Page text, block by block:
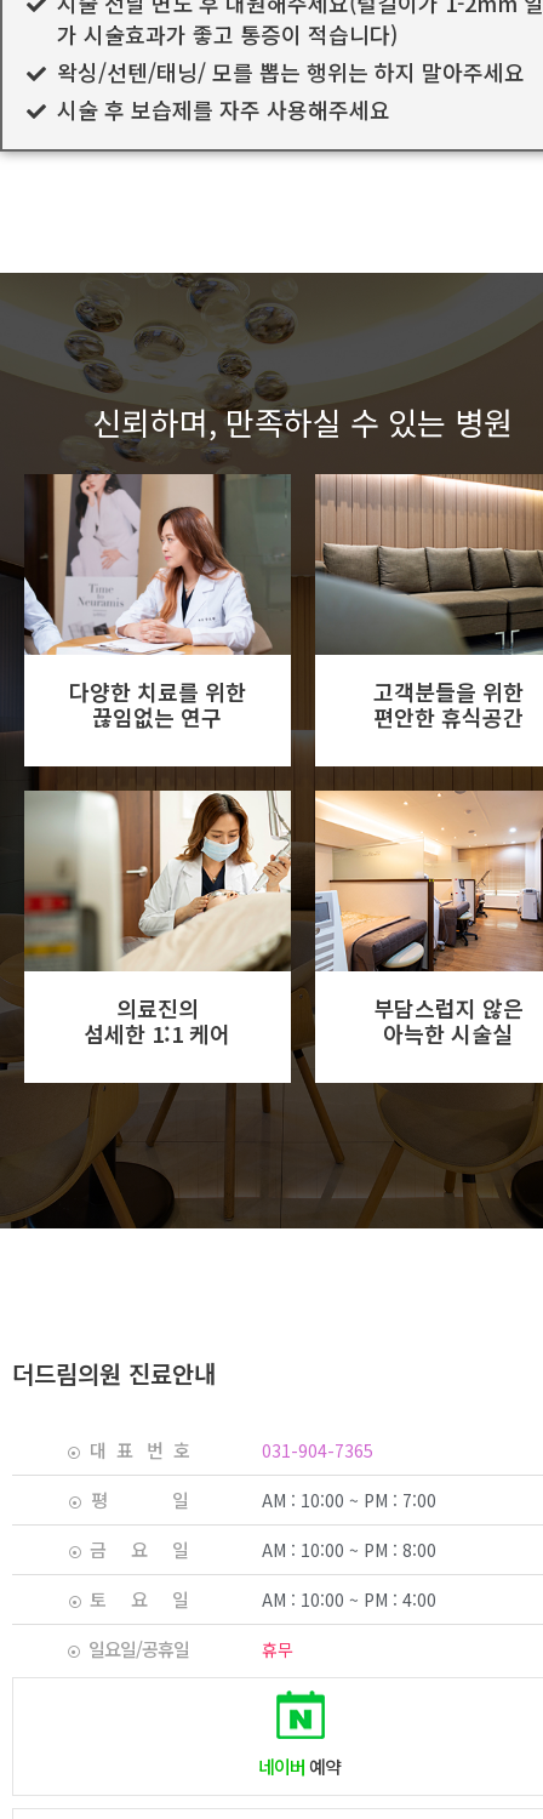
가 시술효과가 좋고 통증이 적습니다)
왁싱/선텐/태닝/ 모를 뽑는 행위는 하지 말아주세요
시술 후 보습제를 자주 사용해주세요
신뢰하며, 만족하실 수 있는 병원
다양한 치료를 위한
끊임없는 연구
고객분들을 위한
편안한 휴식공간
의료진의
섬세한 1:1 케어
부담스럽지 않은
아늑한 시술실
더드림의원 진료안내
대 표 번 호
평 일
금 요 일
토 요 일
일요일/공휴일
031-904-7365
AM : 10:00 ~ PM : 7:00
AM : 10:00 ~ PM : 8:00
AM : 10:00 ~ PM : 4:00
휴무
네이버예약